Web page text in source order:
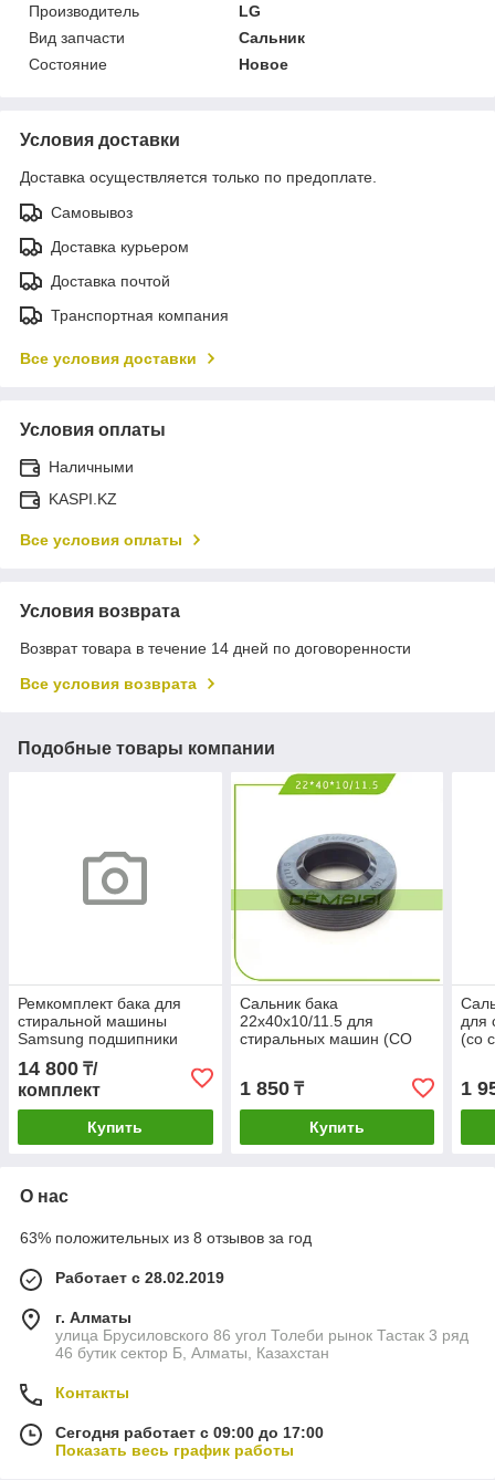
Производитель
LG
Вид запчасти
Сальник
Состояние
Новое
Условия доставки
Доставка осуществляется только по предоплате.
Самовывоз
Доставка курьером
Доставка почтой
Транспортная компания
Все условия доставки
Условия оплаты
Наличными
KASPI.KZ
Все условия оплаты
Условия возврата
Возврат товара в течение 14 дней по договоренности
Все условия возврата
Подобные товары компании
Ремкомплект бака для
стиральной машины
Samsung подшипники
6206-6207, Сальник
35x75,55x10/12 со
смазкой ОРИГИНАЛ NTN
14 800 ₸/
комплект
Купить
Сальник бака
22x40x10/11.5 для
стиральных машин (СО
1 850₸
Купить
для
(со
1
О нас
63% положительных из 8 отзывов за год
Работает с 28.02.2019
г. Алматы
улица Брусиловского 86 угол Толеби рынок Тастак 3 ряд
46 бутик сектор Б, Алматы, Казахстан
Контакты
Сегодня работает с 09:00 до 17:00
Показать весь график работы